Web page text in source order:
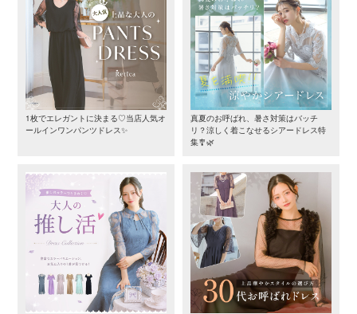
1枚でエレガントに決まる♡当店人気オ
ールインワンパンツドレス✨
真夏のお呼ばれ、暑さ対策はバッチ
リ？涼しく着こなせるシアードレス特
集🎐🌿